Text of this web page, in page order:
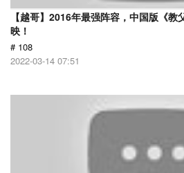
【越哥】2016年最强阵容，中国版《
映！
# 108
2022-03-14 07:51